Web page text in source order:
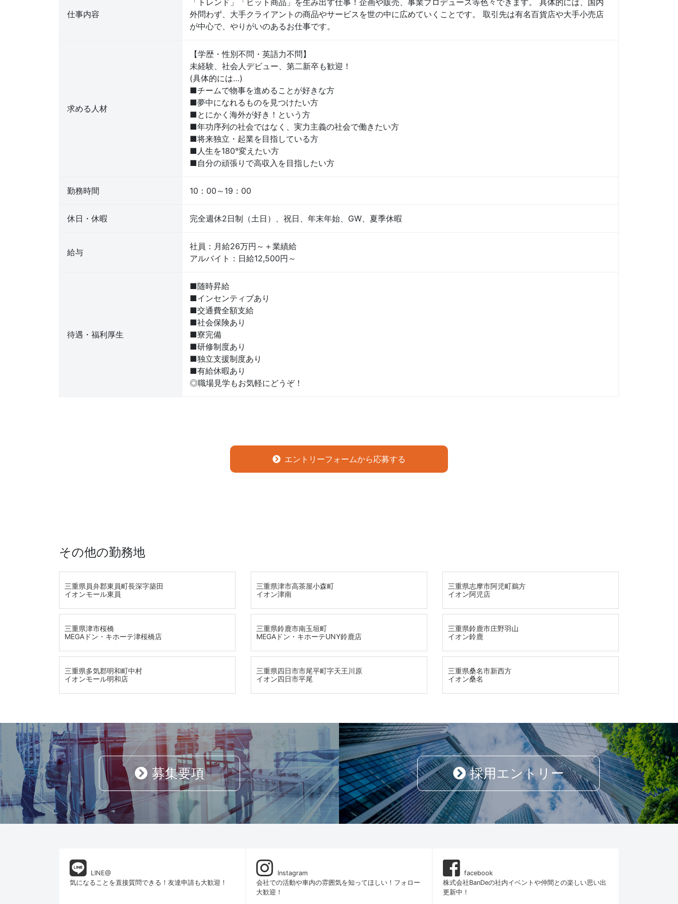
仕事内容
「トレンド」「ヒット商品」を生み出す仕事！企画や販売、事業プロデュース等色々できます。 具体的には、国内
外問わず、大手クライアントの商品やサービスを世の中に広めていくことです。 取引先は有名百貨店や大手小売店
が中心で、やりがいのあるお仕事です。
求める人材
【学歴・性別不問・英語力不問】
未経験、社会人デビュー、第二新卒も歓迎！
(具体的には…)
■チームで物事を進めることが好きな方
■夢中になれるものを見つけたい方
■とにかく海外が好き！という方
■年功序列の社会ではなく、実力主義の社会で働きたい方
■将来独立・起業を目指している方
■人生を180°変えたい方
■自分の頑張りで高収入を目指したい方
勤務時間 10：00～19：00
休日・休暇 完全週休2日制（土日）、祝日、年末年始、GW、夏季休暇
給与
社員：月給26万円～＋業績給
アルバイト：日給12,500円～
待遇・福利厚生
■随時昇給
■インセンティブあり
■交通費全額支給
■社会保険あり
■寮完備
■研修制度あり
■独立支援制度あり
■有給休暇あり
◎職場見学もお気軽にどうぞ！
エントリーフォームから応募する
その他の勤務地
三重県員弁郡東員町長深字築田
イオンモール東員
三重県津市高茶屋小森町
イオン津南
三重県志摩市阿児町鵜方
イオン阿児店
三重県津市桜橋
MEGAドン・キホーテ津桜橋店
三重県鈴鹿市南玉垣町
MEGAドン・キホーテUNY鈴鹿店
三重県鈴鹿市庄野羽山
イオン鈴鹿
三重県多気郡明和町中村
イオンモール明和店
三重県四日市市尾平町字天王川原
イオン四日市平尾
三重県桑名市新西方
イオン桑名
募集要項 採用エントリー
LINE@
気になることを直接質問できる！友達申請も大歓迎！
Instagram
会社での活動や車内の雰囲気を知ってほしい！フォロー
大歓迎！
facebook
株式会社BanDeの社内イベントや仲間との楽しい思い出
更新中！